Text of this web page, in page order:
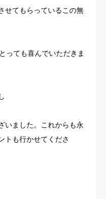
せてもらっているこの無
っても喜んでいただきま
いました。これからも永
トも行かせてくださ